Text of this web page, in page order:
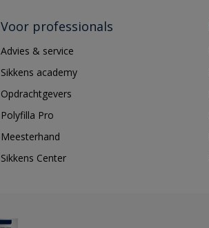
Voor professionals
Advies & service
Sikkens academy
Opdrachtgevers
Polyfilla Pro
Meesterhand
Sikkens Center